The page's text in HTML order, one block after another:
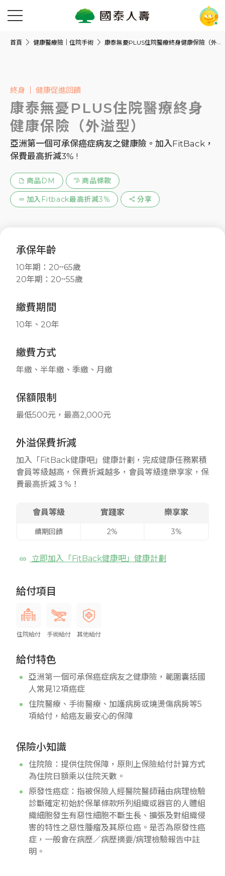
首頁 健康醫療險｜住院手術 康泰無憂PLUS住院醫療終身健康保險（外溢型）
終身 健康促進回饋
康泰無憂PLUS住院醫療終身
健康保險（外溢型）
亞洲第一個可承保癌症病友之健康險。加入FitBack，
保費最高折減3% !
商品DM 商品條款
加入Fitback最高折減3% 分享
承保年齡
10年期：20~65歲
20年期：20~55歲
繳費期間
10年、20年
繳費方式
年繳、半年繳、季繳、月繳
保額限制
最低500元，最高2,000元
外溢保費折減
加入「FitBack健康吧」健康計劃，完成健康任務累積
會員等級越高，保費折減越多，會員等級達樂享家，保
費最高折減３%！
會員等級 實踐家 樂享家
續期回饋 2% 3%
立即加入「FitBack健康吧」健康計劃
給付項目
住院給付 手術給付 其他給付
給付特色
亞洲第一個可承保癌症病友之健康險，範圍囊括國
人常見12項癌症
住院醫療、手術醫療、加護病房或燒燙傷病房等5
項給付，給癌友最安心的保障
保險小知識
住院險：提供住院保障，原則上保險給付計算方式
為住院日額乘以住院天數。
原發性癌症：指被保險人經醫院醫師藉由病理檢驗
診斷確定初始於保單條款所列組織或器官的人體組
織細胞發生有惡性細胞不斷生長、擴張及對組織侵
害的特性之惡性腫瘤及其原位癌。是否為原發性癌
症，一般會在病歷／病歷摘要/病理檢驗報告中註
明。